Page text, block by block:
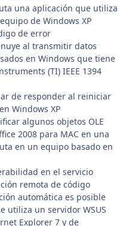
una aplicación que utiliza
de Windows XP
de error
al transmitir datos
en Windows que tiene
(TI) IEEE 1394
de responder al reiniciar
Windows XP
algunos objetos OLE
2008 para MAC en una
en un equipo basado en
en el servicio
remota de código
automática es posible
utiliza un servidor WSUS
Explorer 7 y de